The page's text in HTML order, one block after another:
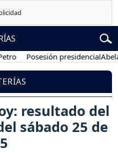
Posesión presidencialAbelardo
resultado del
sábado 25 de